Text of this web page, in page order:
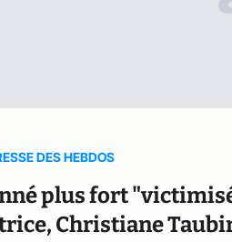
DES HEBDOS
plus fort
Christiane